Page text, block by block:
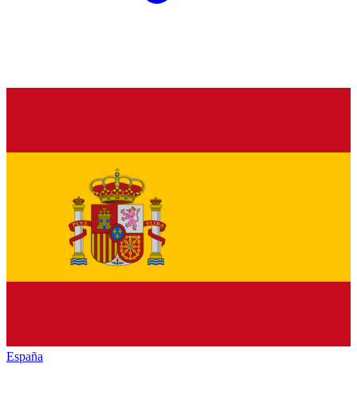
España